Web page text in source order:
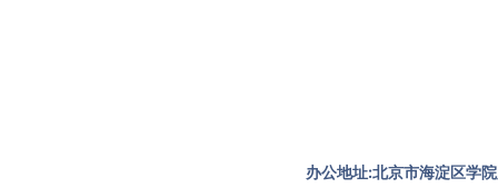
办公地址:北京市海淀区